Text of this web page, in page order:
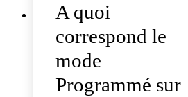
A quoi
correspond le
mode
Programmé sur